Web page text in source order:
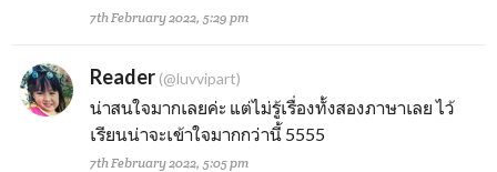
7th February 2022, 5:29 pm
Reader (@luvvipart)
น่าสนใจมากเลยค่ะ แต่ไม่รู้เรื่องทั้งสองภาษาเลย ไว้
เรียนน่าจะเข้าใจมากกว่านี้ 5555
7th February 2022, 5:05 pm